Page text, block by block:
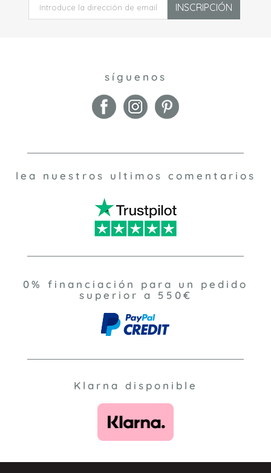
INSCRIPCIÓN
síguenos
lea nuestros ultimos comentarios
0% financiación para un pedido
superior a 550€
Klarna disponible